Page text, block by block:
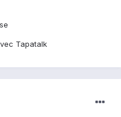
Tapatalk